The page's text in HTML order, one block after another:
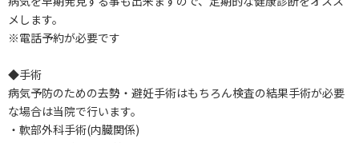
メします。
※電話予約が必要です
◆手術
病気予防のための去勢・避妊手術はもちろん検査の結果手術が必要
な場合は当院で行います。
・軟部外科手術(内臓関係)